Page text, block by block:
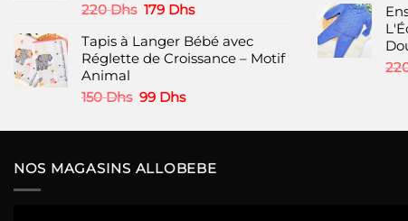
produit
220Dhs Le
initial
était :
179 DhsLe
actuel
est :
Tapis à Langer Bébé avec
Réglette de Croissance – Motif
Animal
150Dhs Le
initial
150 Dhs.
99 DhsLe
actuel
99 Dhs.
NOS MAGASINS ALLOBEBE